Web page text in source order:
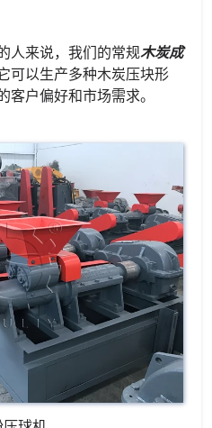
人来说，我们的常规木炭成
可以生产多种木炭压块形
户偏好和市场需求。